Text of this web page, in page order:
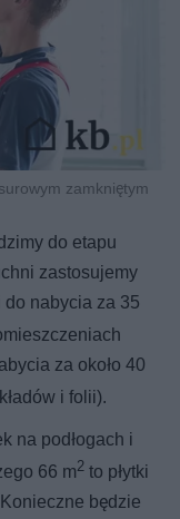
zamkniętym
do etapu
zastosujemy
do nabycia za 35
za około 40
i folii).
na podłogach i
66 m2 to płytki
będzie